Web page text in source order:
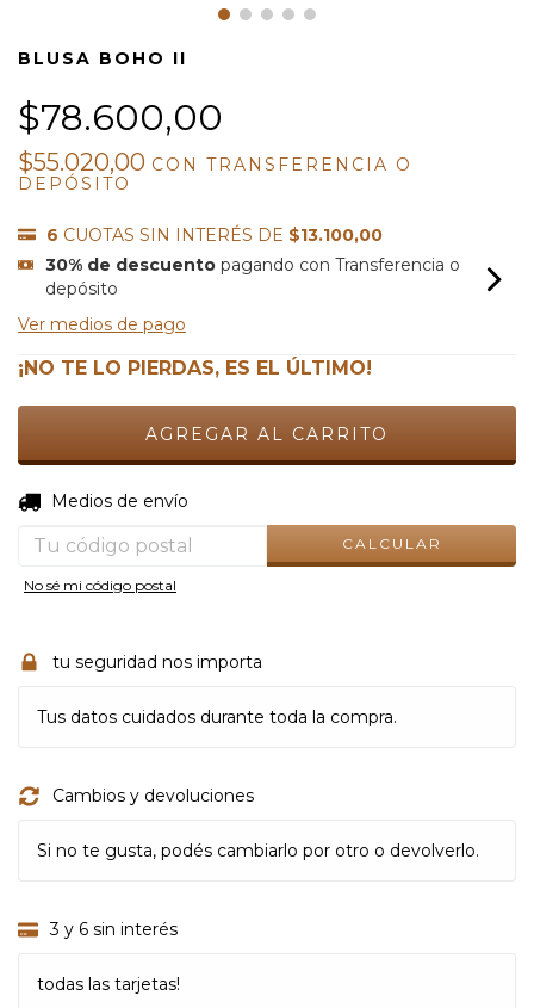
BLUSA BOHO II
$78.600,00
$55.020,00 CON
TRANSFERENCIA O
DEPÓSITO
6 CUOTAS SIN INTERÉS DE $13.100,00
30% de descuentopagando con Transferencia o
depósito
Ver medios de pago
¡NO TE LO PIERDAS, ES EL ÚLTIMO!
Entregas para el CP:
Medios de envío
CALCULAR
No sé mi código postal
tu seguridad nos importa
Tus datos cuidados durante toda la compra.
Cambios y devoluciones
Si no te gusta, podés cambiarlo por otro o devolverlo.
3 y 6 sin interés
todas las tarjetas!